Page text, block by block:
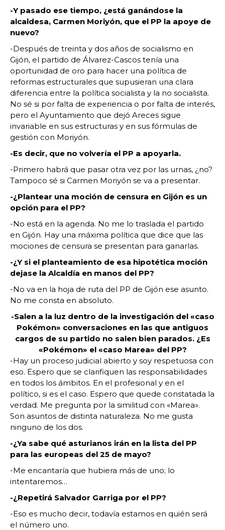
-Y pasado ese tiempo, ¿está ganándose la
alcaldesa, Carmen Moriyón, que el PP la apoye de
nuevo?
-Después de treinta y dos años de socialismo en
Gijón, el partido de Álvarez-Cascos tenía una
oportunidad de oro para hacer una política de
reformas estructurales que supusieran una clara
diferencia entre la política socialista y la no socialista.
No sé si por falta de experiencia o por falta de interés,
pero el Ayuntamiento que dejó Areces sigue
invariable en sus estructuras y en sus fórmulas de
gestión con Moriyón.
-Es decir, que no volvería el PP a apoyarla.
-Primero habrá que pasar otra vez por las urnas, ¿no?
Tampoco sé si Carmen Moriyón se va a presentar.
-¿Plantear una moción de censura en Gijón es un
opción para el PP?
-No está en la agenda. No me lo traslada el partido
en Gijón. Hay una máxima política que dice que las
mociones de censura se presentan para ganarlas.
-¿Y si el planteamiento de esa hipotética moción
dejase la Alcaldía en manos del PP?
-No va en la hoja de ruta del PP de Gijón ese asunto.
No me consta en absoluto.
-Salen a la luz dentro de la investigación del «caso
Pokémon» conversaciones en las que antiguos
cargos de su partido no salen bien parados. ¿Es
«Pokémon» el «caso Marea» del PP?
-Hay un proceso judicial abierto y soy respetuosa con
eso. Espero que se clarifiquen las responsabilidades
en todos los ámbitos. En el profesional y en el
político, si es el caso. Espero que quede constatada la
verdad. Me pregunta por la similitud con «Marea».
Son asuntos de distinta naturaleza. No me gusta
ninguno de los dos.
-¿Ya sabe qué asturianos irán en la lista del PP
para las europeas del 25 de mayo?
-Me encantaría que hubiera más de uno; lo
intentaremos…
-¿Repetirá Salvador Garriga por el PP?
-Eso es mucho decir, todavía estamos en quién será
el número uno.